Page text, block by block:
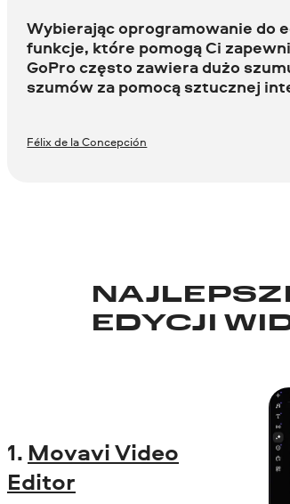
Wybierając oprogramowanie do
funkcje, które pomogą Ci
GoPro często zawiera dużo
szumów za pomocą sztucznej
Félix de la Concepción
EDYCJI
1. Movavi Video
Editor